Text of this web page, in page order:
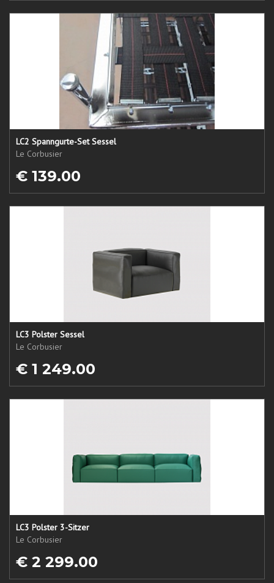
LC2 Spanngurte-Set Sessel
Le Corbusier
€ 139.00
LC3 Polster Sessel
Le Corbusier
€ 1 249.00
LC3 Polster 3-Sitzer
Le Corbusier
€ 2 299.00